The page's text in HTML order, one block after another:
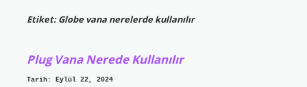
Etiket:Globe vana nerelerde kullanılır
Plug Vana Nerede Kullanılır
Tarih: Eylül 22, 2024